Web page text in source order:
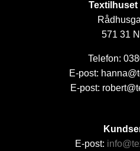
Textilhuset
571 31
Telefon:
E-post:
E-post:
E-post: